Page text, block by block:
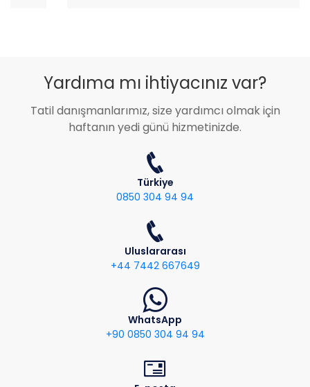
Yardıma mı ihtiyacınız var?
Tatil danışmanlarımız, size yardımcı olmak için
haftanın yedi günü hizmetinizde.
Türkiye
0850 304 94 94
Uluslararası
+44 7442 667649
WhatsApp
+90 0850 304 94 94